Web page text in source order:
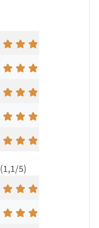
(1,1/5)